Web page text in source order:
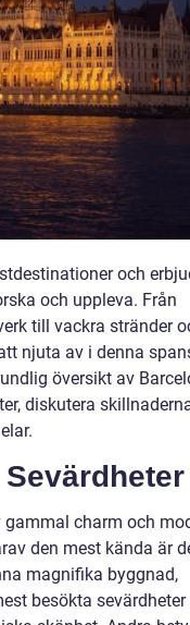
och
och uppleva. Från
till vackra stränder
njuta av i denna
översikt av
diskutera
charm och
den mest kända är
magnifika byggnad,
besökta sevärdheter